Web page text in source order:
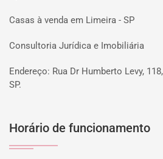
Casas à venda em Limeira - SP
Consultoria Jurídica e Imobiliária
Endereço: Rua Dr Humberto Levy,
SP.
Horário de funcionamento